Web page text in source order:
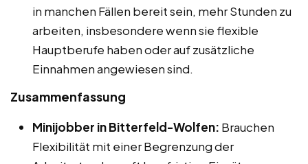
in manchen Fällen bereit sein, mehr Stunden zu
arbeiten, insbesondere wenn sie flexible
Hauptberufe haben oder auf zusätzliche
Einnahmen angewiesen sind.
Zusammenfassung
Minijobber in Bitterfeld-Wolfen: Brauchen
Flexibilität mit einer Begrenzung der